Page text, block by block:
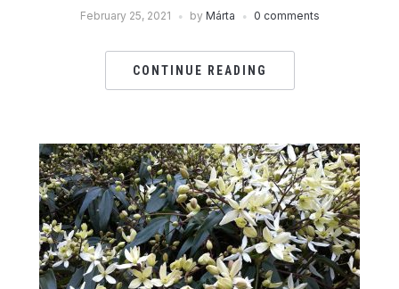
February 25, 2021 by Márta 0 comments
CONTINUE READING